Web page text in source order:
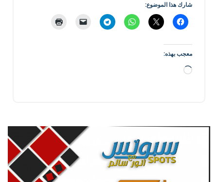
شارك هذا الموضوع:
معجب بهذه:
جاري